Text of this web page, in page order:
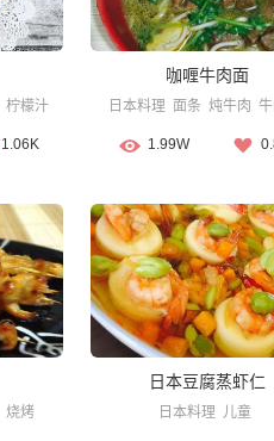
柠檬汁
1.06K
咖喱牛肉面
日本料理 面条 炖牛肉
1.99W
烧烤
日本豆腐蒸虾仁
日本料理 儿童